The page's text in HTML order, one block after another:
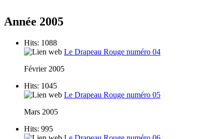
Année 2005
Hits: 1088
Le Drapeau Rouge numéro 04
Février 2005
Hits: 1045
Le Drapeau Rouge numéro 05
Mars 2005
Hits: 995